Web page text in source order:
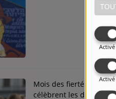
Activé
Activé
Mois des fiertés 2024 :
célèbrent les droits